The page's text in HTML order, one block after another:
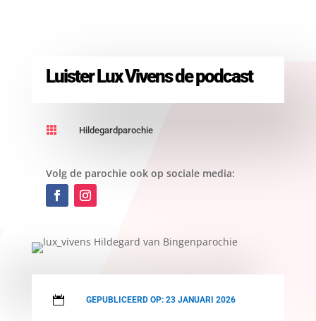
Luister Lux Vivens de podcast
 Hildegardparochie
Volg de parochie ook op sociale media:
 GEPUBLICEERD OP: 23 JANUARI 2026